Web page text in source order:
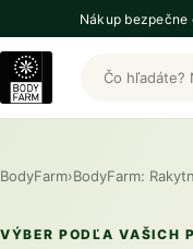
Nákup bezpečne
Hľadať
BodyFarm›BodyFarm:
VÝBER PODĽA VAŠICH